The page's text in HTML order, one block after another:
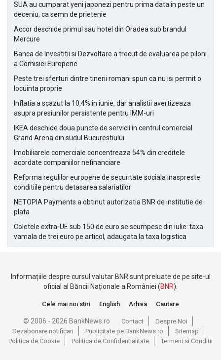
SUA au cumparat yeni japonezi pentru prima data in peste un
deceniu, ca semn de prietenie
Accor deschide primul sau hotel din Oradea sub brandul
Mercure
Banca de Investitii si Dezvoltare a trecut de evaluarea pe piloni
a Comisiei Europene
Peste trei sferturi dintre tinerii romani spun ca nu isi permit o
locuinta proprie
Inflatia a scazut la 10,4% in iunie, dar analistii avertizeaza
asupra presiunilor persistente pentru IMM-uri
IKEA deschide doua puncte de servicii in centrul comercial
Grand Arena din sudul Bucurestiului
Imobiliarele comerciale concentreaza 54% din creditele
acordate companiilor nefinanciare
Reforma regulilor europene de securitate sociala inaspreste
conditiile pentru detasarea salariatilor
NETOPIA Payments a obtinut autorizatia BNR de institutie de
plata
Coletele extra-UE sub 150 de euro se scumpesc din iulie: taxa
vamala de trei euro pe articol, adaugata la taxa logistica
Informațiile despre cursul valutar BNR sunt preluate de pe site-ul
oficial al Băncii Naționale a României (BNR).
Cele mai noi stiri English Arhiva Cautare
© 2006 - 2026 BankNews.ro Contact
Despre Noi
Dezabonare notificari
Publicitate pe BankNews.ro
Sitemap
Politica de Cookie
Politica de Confidentialitate Termeni si Conditii